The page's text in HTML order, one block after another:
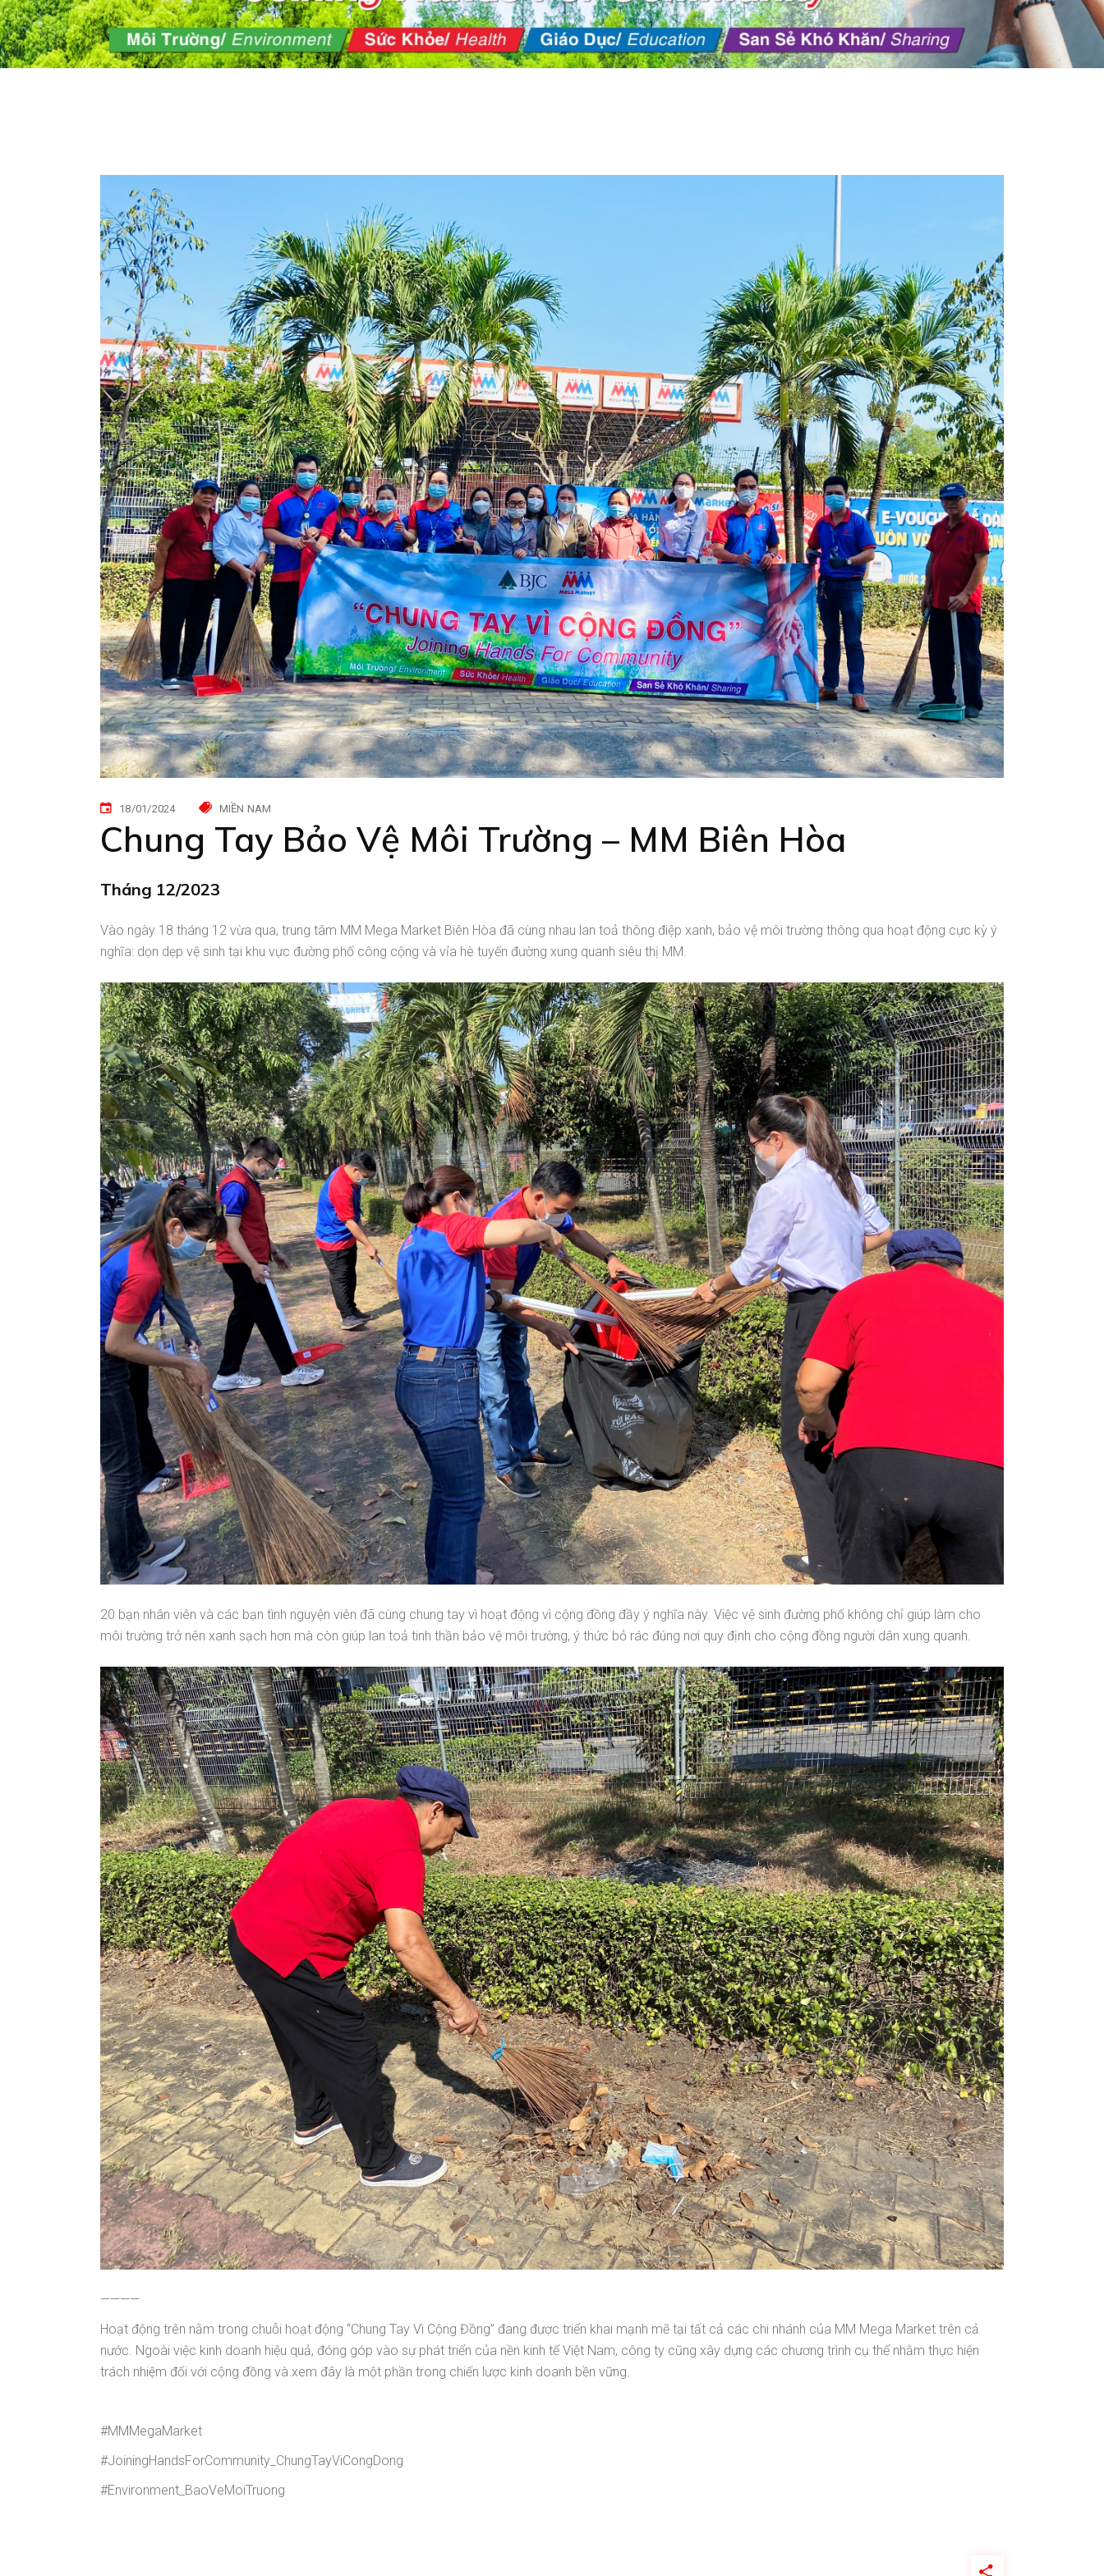
18/01/2024 MIỀN NAM
Chung Tay Bảo Vệ Môi Trường – MM Biên Hòa
Tháng 12/2023
Vào ngày 18 tháng 12 vừa qua, trung tâm MM Mega Market Biên Hòa đã cùng nhau lan toả thông điệp xanh, bảo vệ môi trường thông qua hoạt động cực kỳ ý
nghĩa: dọn dẹp vệ sinh tại khu vực đường phố công cộng và vỉa hè tuyến đường xung quanh siêu thị MM.
20 bạn nhân viên và các bạn tình nguyện viên đã cùng chung tay vì hoạt động vì cộng đồng đầy ý nghĩa này. Việc vệ sinh đường phố không chỉ giúp làm cho
môi trường trở nên xanh sạch hơn mà còn giúp lan toả tinh thần bảo vệ môi trường, ý thức bỏ rác đúng nơi quy định cho cộng đồng người dân xung quanh.
————
Hoạt động trên nằm trong chuỗi hoạt động “Chung Tay Vì Cộng Đồng” đang được triển khai mạnh mẽ tại tất cả các chi nhánh của MM Mega Market trên cả
nước. Ngoài việc kinh doanh hiệu quả, đóng góp vào sự phát triển của nền kinh tế Việt Nam, công ty cũng xây dựng các chương trình cụ thể nhằm thực hiện
trách nhiệm đối với cộng đồng và xem đây là một phần trong chiến lược kinh doanh bền vững.
#MMMegaMarket
#JoiningHandsForCommunity_ChungTayViCongDong
#Environment_BaoVeMoiTruong